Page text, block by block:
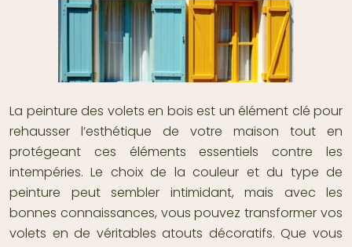
La peinture des volets en bois est un élément clé pour
rehausser l’esthétique de votre maison tout en
protégeant ces éléments essentiels contre les
intempéries. Le choix de la couleur et du type de
peinture peut sembler intimidant, mais avec les
bonnes connaissances, vous pouvez transformer vos
volets en de véritables atouts décoratifs. Que vous